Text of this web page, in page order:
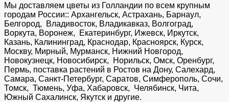
Мы доставляем цветы из Голландии по всем крупным
городам России:: Архангельск, Астрахань, Барнаул,
Белгород, Владивосток, Владикавказ, Волгоград,
Воркута, Воронеж, Екатеринбург, Ижевск, Иркутск,
Казань, Калининград, Краснодар, Красноярск, Курск,
Москву, Мирный, Мурманск, Нижний Новгород,
Новокузнецк, Новосибирск, Норильск, Омск, Оренбург,
Пермь, поставка растений в Ростов на Дону, Салехард,
Самара, Санкт-Петербург, Саратов, Симферополь, Сочи,
Томск, Тюмень, Уфа, Хабаровск, Челябинск, Чита,
Южный Сахалинск, Якутск и другие.